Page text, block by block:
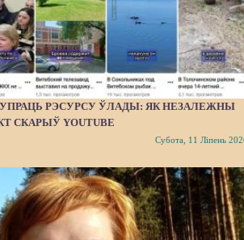
РЭСУРСУ ЎЛАДЫ: ЯК НЕЗАЛЕЖНЫ
СКАРЫЎ YOUTUBE
Субота, 11 Ліпень